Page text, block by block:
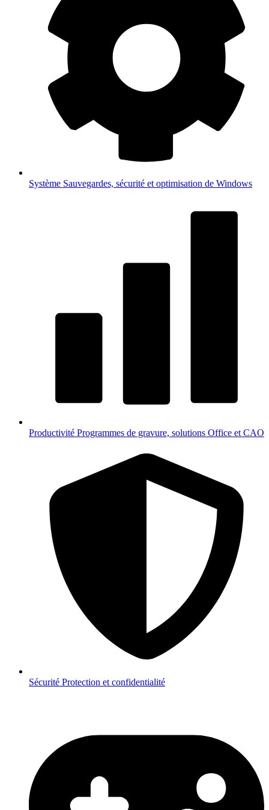
Système Sauvegardes, sécurité et optimisation de Windows
Productivité Programmes de gravure, solutions Office et CAO
Sécurité Protection et confidentialité